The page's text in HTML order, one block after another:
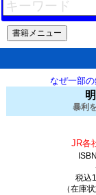
なぜ一部
暴利
JR各
税込
（在庫